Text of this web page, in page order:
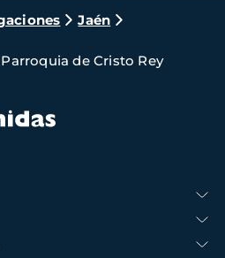
Jaén
de Cristo Rey